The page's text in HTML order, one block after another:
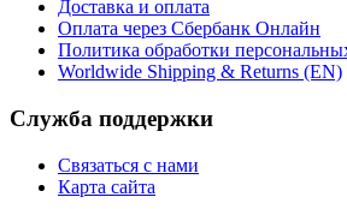
Доставка и оплата
Оплата через Сбербанк Онлайн
Политика обработки
Worldwide Shipping & Returns (EN)
Служба поддержки
Связаться с нами
Карта сайта